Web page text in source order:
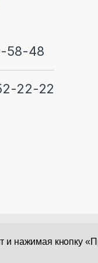
58-48
22-22
и нажимая кнопку